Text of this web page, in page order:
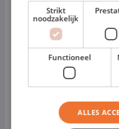
automaat (DSG)
• Varianten: T6.1 – Kort
• Cabines: Gesloten
dubbele cabine
Waarom de
Transporter
shortlease
Strikt
noodzakelijk
Functioneel
ALLES